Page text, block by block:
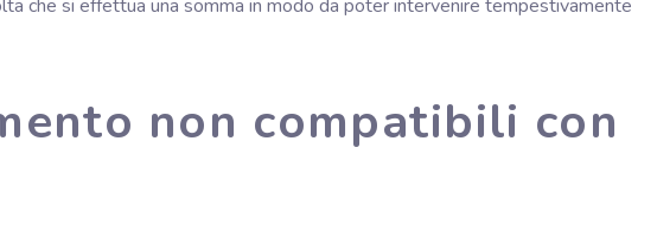
che si effettua una somma in modo da poter intervenire tempestivamente
non compatibili con